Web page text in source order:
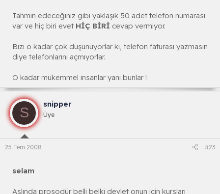
Tahmin edeceğiniz gibi yaklaşık 50 adet telefon numarası
var ve hiç biri evet HİÇ BİRİ cevap vermiyor.
Bizi o kadar çok düşünüyorlar ki, telefon faturası yazmasın
diye telefonlarını açmıyorlar.
O kadar mükemmel insanlar yani bunlar !
S
snipper
Üye
25 Tem 2008 #23
selam
Aslında prosodür belli belki devlet onun için kursları